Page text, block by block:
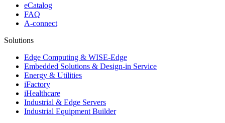
eCatalog
FAQ
A-connect
Solutions
Edge Computing & WISE-Edge
Embedded Solutions & Design-in Service
Energy & Utilities
iFactory
iHealthcare
Industrial & Edge Servers
Industrial Equipment Builder